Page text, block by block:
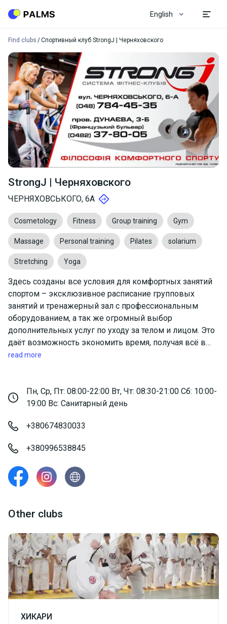
English
Find clubs Спортивный клуб StrongJ | Черняховского
StrongJ | Черняховского
ЧЕРНЯХОВСЬКОГО, 6А
Cosmetology Fitness Group training Gym
Massage Personal training Pilates solarium
Stretching Yoga
Здесь созданы все условия для комфортных занятий
спортом – эксклюзивное расписание групповых
занятий и тренажерный зал с профессиональным
оборудованием, а так же огромный выбор
дополнительных услуг по уходу за телом и лицом. Это
даёт возможность экономить время, получая всё в
одном месте.
ПОМОЖЕМ ВАМ ДОБИТЬСЯ ОТЛИЧНЫХ
РЕЗУЛЬТАТОВ!
read more
Пн, Ср, Пт: 08:00-22:00 Вт, Чт: 08:30-21:00 Сб: 10:00-
19:00 Вс: Санитарный день
+380674830033
+380996538845
Other clubs
ХИКАРИ